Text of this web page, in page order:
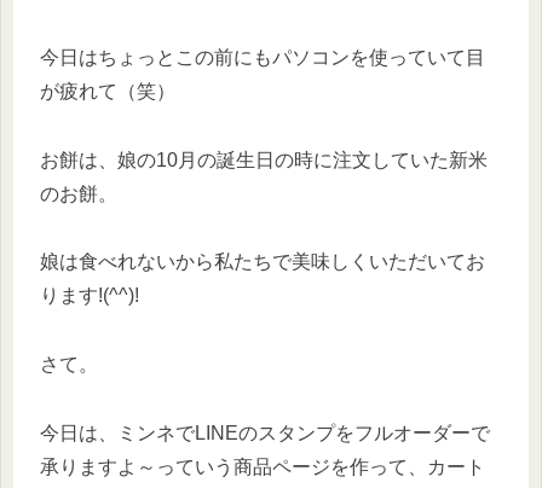
今日はちょっとこの前にもパソコンを使っていて目
が疲れて（笑）
お餅は、娘の10月の誕生日の時に注文していた新米
のお餅。
娘は食べれないから私たちで美味しくいただいてお
ります!(^^)!
さて。
今日は、ミンネでLINEのスタンプをフルオーダーで
承りますよ～っていう商品ページを作って、カート